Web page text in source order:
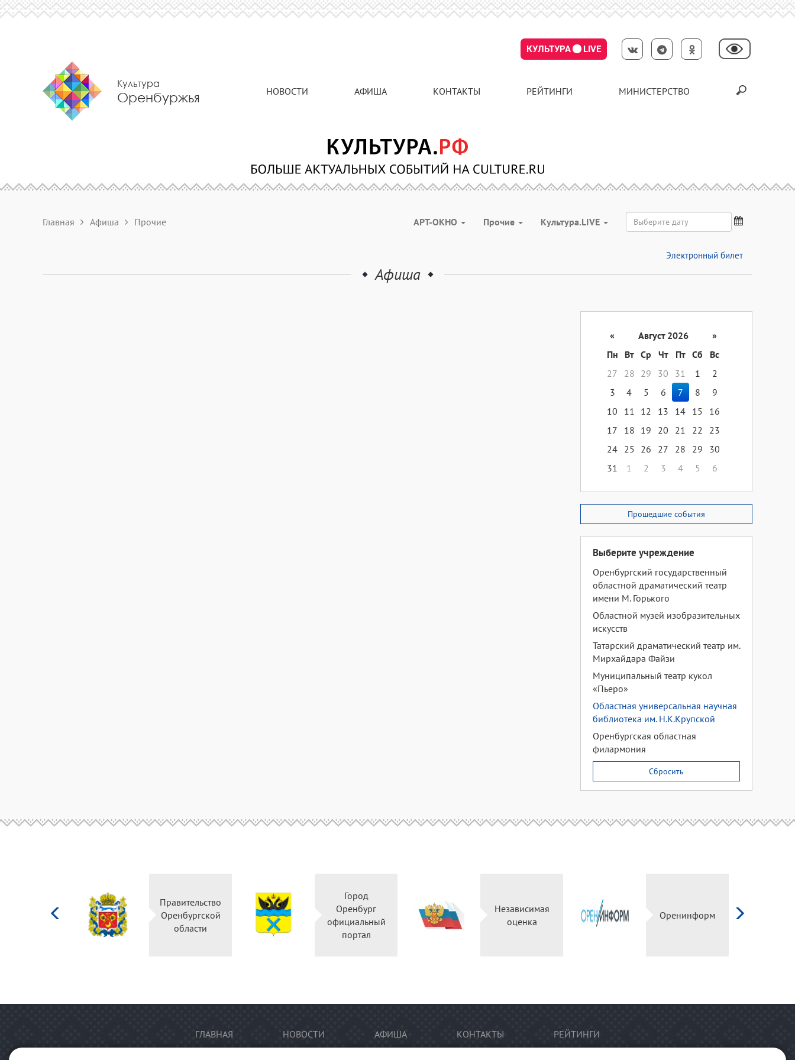
КУЛЬТУРА LIVE
Культура
Оренбуржья НОВОСТИ АФИША КОНТАКТЫ РЕЙТИНГИ МИНИСТЕРСТВО
Главная Афиша Прочие АРТ-ОКНО Прочие Культура.LIVE
Электронный билет
Афиша
« Август 2026
»
Пн
Вт Ср Чт Пт Сб
Вс
27
28 29 30 31 1
2
3
4 5 6 7 8
9
10
11 12 13 14 15
16
17
18 19 20 21 22
23
24 25 26 27 28 29
30
31
1 2 3 4 5 6
Прошедшие события
Выберите учреждение
Оренбургский государственный
областной драматический театр
имени М. Горького
Областной музей изобразительных
искусств
Татарский драматический театр им.
Мирхайдара Файзи
Муниципальный театр кукол
«Пьеро»
Областная универсальная научная
библиотека им. Н.К.Крупской
Оренбургская областная
филармония
Сбросить
Правительство
Оренбургской
области
Город
Оренбург
официальный
портал
Независимая
оценка
Оренинформ
ГЛАВНАЯ НОВОСТИ АФИША КОНТАКТЫ РЕЙТИНГИ